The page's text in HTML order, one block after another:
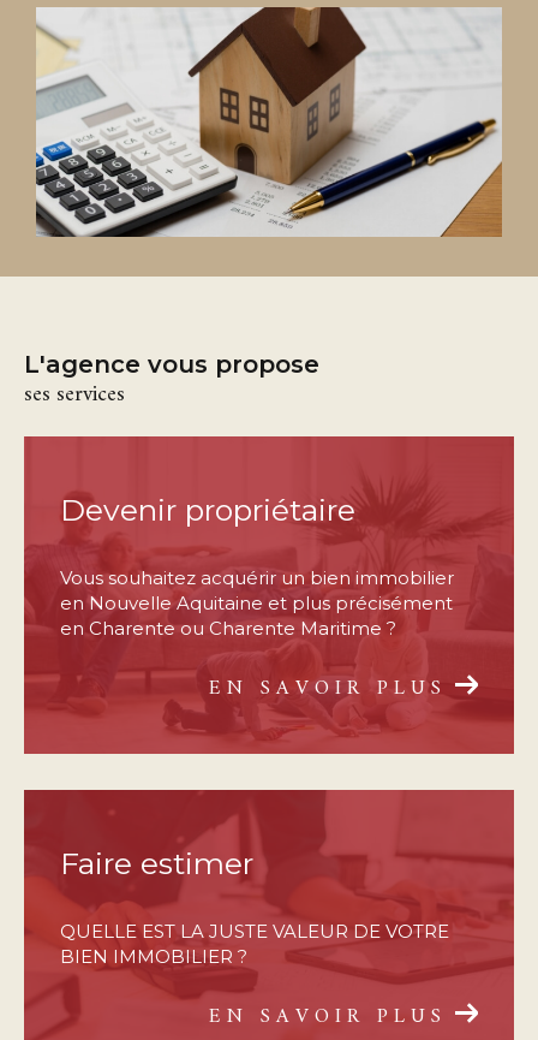
avant tout formée de techniciens de
l'immobilier capables de réunir les
compétences juridiques et fiscales pour une
gestion optimisée de votre patrimoine
immobilier. Leur passion commune étant la
réalisation de votre rêve, vous pourrez
compter sur la disponibilité de chacun à tous
PAS À NOUS POSER VOS QUESTIONS ET À
NOUS SOUMETTRE VOS PROJETS, NOTRE
L'agence vous propose
ses services
Devenir propriétaire
Vous souhaitez acquérir un bien immobilier
en Nouvelle Aquitaine et plus précisément
en Charente ou Charente Maritime ?
EN SAVOIR PLUS
Faire estimer
QUELLE EST LA JUSTE VALEUR DE VOTRE
BIEN IMMOBILIER ?
EN SAVOIR PLUS